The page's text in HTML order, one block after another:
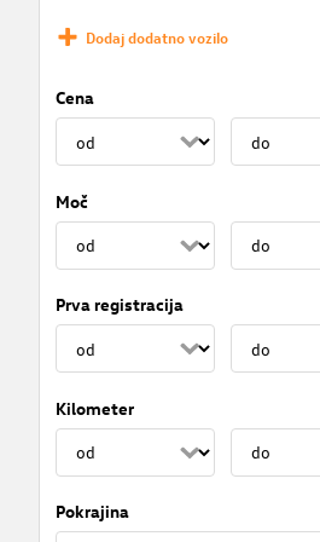
Dodaj dodatno vozilo
Cena
Moč
Prva registracija
Kilometer
Pokrajina